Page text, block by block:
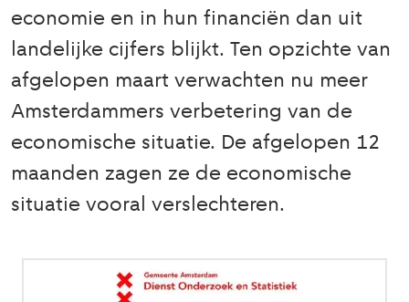
economie en in hun financiën dan uit
landelijke cijfers blijkt. Ten opzichte van
afgelopen maart verwachten nu meer
Amsterdammers verbetering van de
economische situatie. De afgelopen 12
maanden zagen ze de economische
situatie vooral verslechteren.